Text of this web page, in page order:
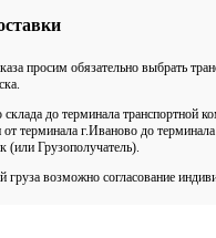
просим обязательно выбрать
склада до терминала транспортной
от терминала г.Иваново до
(или Грузополучатель).
груза возможно согласование